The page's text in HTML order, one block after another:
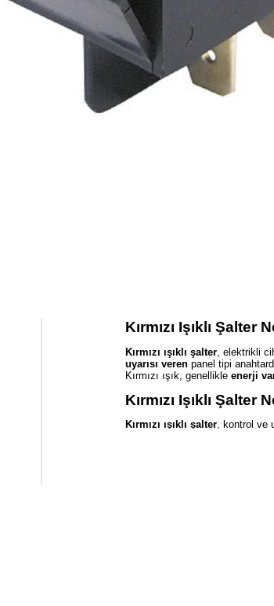
Kırmızı Işıklı Şalter
Kırmızı ışıklı şalter , elektrikli
uyarısı veren panel tipi
Kırmızı ışık, genellikle enerji
Kırmızı Işıklı Şalter
Kırmızı ışıklı şalter, kontrol ve